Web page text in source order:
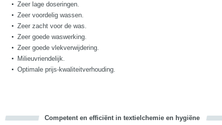
Zeer lage doseringen.
Zeer voordelig wassen.
Zeer zacht voor de was.
Zeer goede waswerking.
Zeer goede vlekverwijdering.
Milieuvriendelijk.
Optimale prijs-kwaliteitverhouding.
Competent en efficiënt in textielchemie en hygiëne